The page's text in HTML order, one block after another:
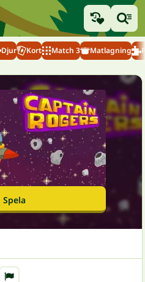
Djur Kort Match 3 Matlagning
Spela